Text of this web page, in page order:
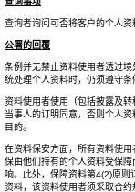
查询者询问可否将客户的个人资
公署的回覆
条例并无禁止资料使用者透过
统处理个人资料时，仍须遵守条
资料使用者使用（包括披露及
当事人的订明同意，否则个人
目的。
在资料保安方面，所有资料使
保由他们持有的个人资料受保
响。此外，保障资料第4(2)原则
资料，该资料使用者须采取合